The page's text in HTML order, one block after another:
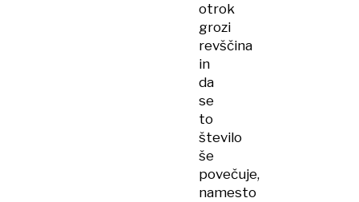
otrok
grozi
revščina
in
da
se
to
število
še
povečuje,
namesto